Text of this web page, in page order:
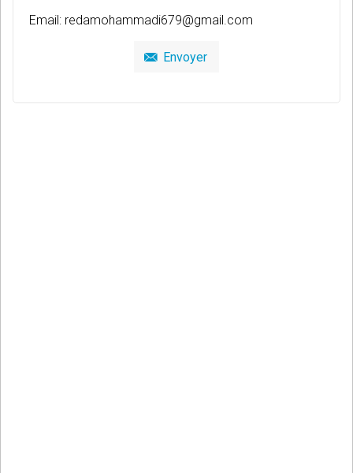
Email: redamohammadi679@gmail.com
Envoyer